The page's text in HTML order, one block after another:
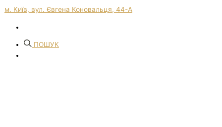
м. Київ, вул. Євгена Коновальця, 44-А
ПОШУК